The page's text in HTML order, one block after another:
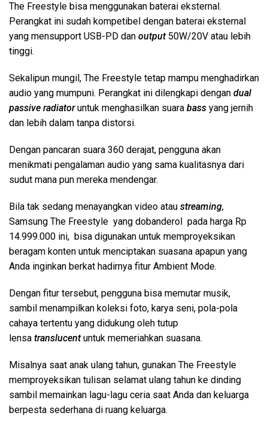
The Freestyle bisa menggunakan baterai eksternal.
Perangkat ini sudah kompetibel dengan baterai eksternal
yang mensupport USB-PD dan output50W/20V atau lebih
tinggi.
Sekalipun mungil, The Freestyle tetap mampu menghadirkan
audio yang mumpuni. Perangkat ini dilengkapi dengan dual
passive radiatoruntuk menghasilkan suara bass yang jernih
dan lebih dalam tanpa distorsi.
Dengan pancaran suara 360 derajat, pengguna akan
menikmati pengalaman audio yang sama kualitasnya dari
sudut mana pun mereka mendengar.
Bila tak sedang menayangkan video atau streaming,
Samsung The Freestyle yang dobanderol pada harga Rp
14.999.000 ini, bisa digunakan untuk memproyeksikan
beragam konten untuk menciptakan suasana apapun yang
Anda inginkan berkat hadirnya fitur Ambient Mode.
Dengan fitur tersebut, pengguna bisa memutar musik,
sambil menampilkan koleksi foto, karya seni, pola-pola
cahaya tertentu yang didukung oleh tutup
lensa translucentuntuk memeriahkan suasana.
Misalnya saat anak ulang tahun, gunakan The Freestyle
memproyeksikan tulisan selamat ulang tahun ke dinding
sambil memainkan lagu-lagu ceria saat Anda dan keluarga
berpesta sederhana di ruang keluarga.